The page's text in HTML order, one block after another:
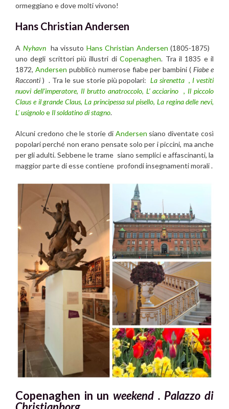
ormeggiano e dove molti vivono!
Hans Christian Andersen
A Nyhavnha vissuto Hans Christian Andersen (1805-1875)
uno degli scrittori più illustri diCopenaghen. Tra il 1835 e il
1872, Andersen pubblicò numerose fiabe per bambini (Fiabe e
Racconti ) . Tra le sue storie più popolari:La sirenetta , I vestiti
nuovi dell’imperatore, Il brutto anatroccolo, L’ acciarino , Il piccolo
Claus e il grande Claus, La principessa sul pisello, La regina delle nevi,
L’ usignoloe Il soldatino di stagno.
Alcuni credono che le storie di Andersen siano diventate così
popolari perché non erano pensate solo per i piccini, ma anche
per gli adulti. Sebbene le trame siano semplici e affascinanti, la
maggior parte di esse contiene profondi insegnamenti morali .
Copenaghen in un weekend . Palazzo di